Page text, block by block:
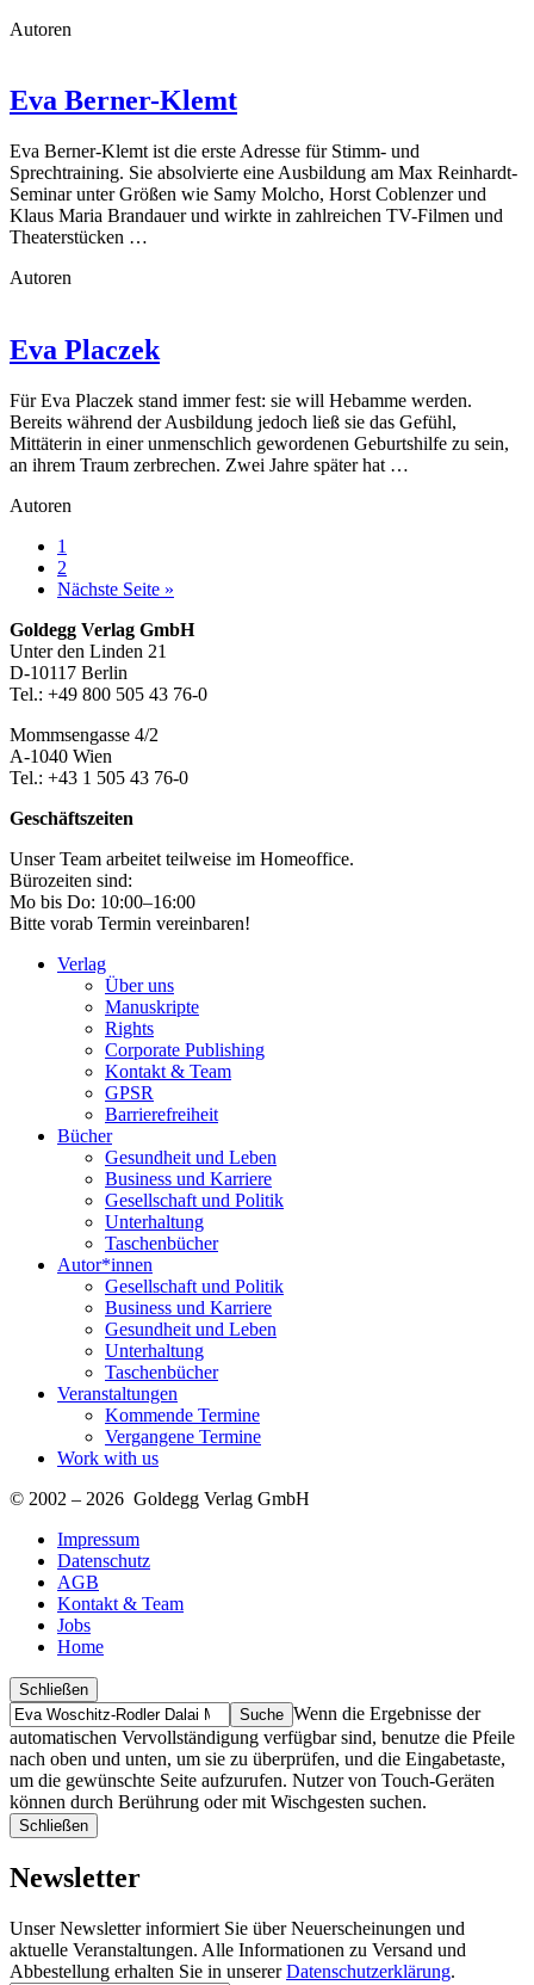
Autoren
Eva Berner-Klemt
Eva Berner-Klemt ist die erste Adresse für Stimm- und
Sprechtraining. Sie absolvierte eine Ausbildung am Max Reinhardt-
Seminar unter Größen wie Samy Molcho, Horst Coblenzer und
Klaus Maria Brandauer und wirkte in zahlreichen TV-Filmen und
Theaterstücken …
Autoren
Eva Placzek
Für Eva Placzek stand immer fest: sie will Hebamme werden.
Bereits während der Ausbildung jedoch ließ sie das Gefühl,
Mittäterin in einer unmenschlich gewordenen Geburtshilfe zu sein,
an ihrem Traum zerbrechen. Zwei Jahre später hat …
Autoren
Seite
1
Seite
2
Nächste Seite aufrufen
»
Footer-
Section
Goldegg Verlag GmbH
Unter den Linden 21
D-10117 Berlin
Tel.: +49 800 505 43 76-0
Mommsengasse 4/2
A-1040 Wien
Tel.: +43 1 505 43 76-0
Geschäftszeiten
Unser Team arbeitet teilweise im Homeoffice.
Bürozeiten sind:
Mo bis Do: 10:00–16:00
Bitte vorab Termin vereinbaren!
Verlag
Über uns
Manuskripte
Rights
Corporate Publishing
Kontakt & Team
GPSR
Barrierefreiheit
Bücher
Gesundheit und Leben
Business und Karriere
Gesellschaft und Politik
Unterhaltung
Taschenbücher
Autor*innen
Gesellschaft und Politik
Business und Karriere
Gesundheit und Leben
Unterhaltung
Taschenbücher
Veranstaltungen
Kommende Termine
Vergangene Termine
Work with us
© 2002 – 2026 Goldegg Verlag GmbH
Impressum
Datenschutz
AGB
Kontakt & Team
Jobs
Home
Schließen
Suche
Finde
…
Wenn die Ergebnisse der
automatischen Vervollständigung verfügbar sind, benutze die Pfeile
nach oben und unten, um sie zu überprüfen, und die Eingabetaste,
um die gewünschte Seite aufzurufen. Nutzer von Touch-Geräten
können durch Berührung oder mit Wischgesten suchen.
Schließen
Newsletter
Unser Newsletter informiert Sie über Neuerscheinungen und
aktuelle Veranstaltungen. Alle Informationen zu Versand und
Abbestellung erhalten Sie in unsererDatenschutzerklärung.